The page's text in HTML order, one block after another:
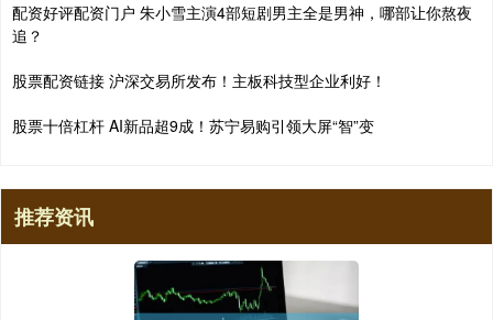
配资好评配资门户 朱小雪主演4部短剧男主全是男神，哪部让你熬夜
追？
股票配资链接 沪深交易所发布！主板科技型企业利好！
股票十倍杠杆 AI新品超9成！苏宁易购引领大屏“智”变
推荐资讯